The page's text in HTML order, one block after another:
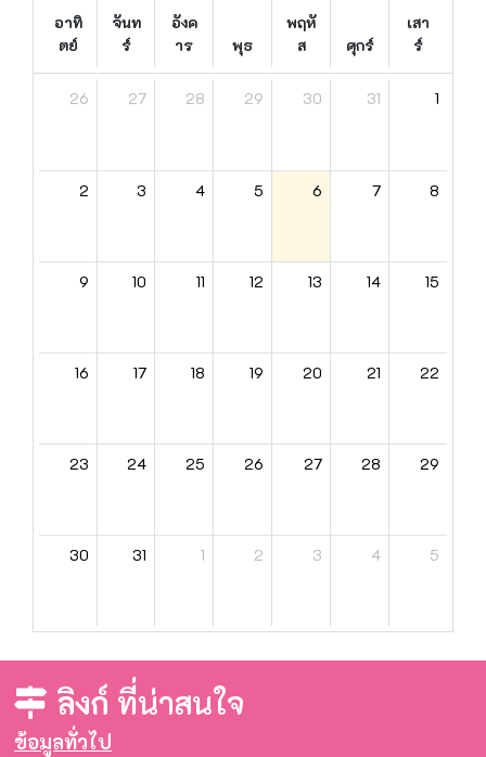
อาทิ
ตย์
จันท
ร์
อังค
าร
พุธ
พฤหั
ส
ศุกร์
เสา
ร์
26 27 28 29 30 31 1
2 3 4 5 6 7 8
9 10 11 12 13 14 15
16 17 18 19 20 21 22
23 24 25 26 27 28 29
30 31 1 2 3 4 5
ลิงก์ ที่น่าสนใจ
ข้อมูลทั่วไป